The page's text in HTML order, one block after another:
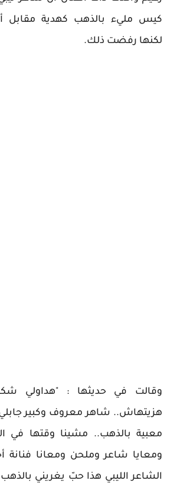
كيس مليء بالذهب كهدية مقابل
لكنها رفضت ذلك.
وقالت في حديثها : "هداولي
هزيتهاش.. شاهر معروف وكبير
معبية بالذهب.. مشينا وقتها في
ومعايا شاعر وملحن ومعانا فنانة
الشاعر الليبي هذا حبّ يغريني